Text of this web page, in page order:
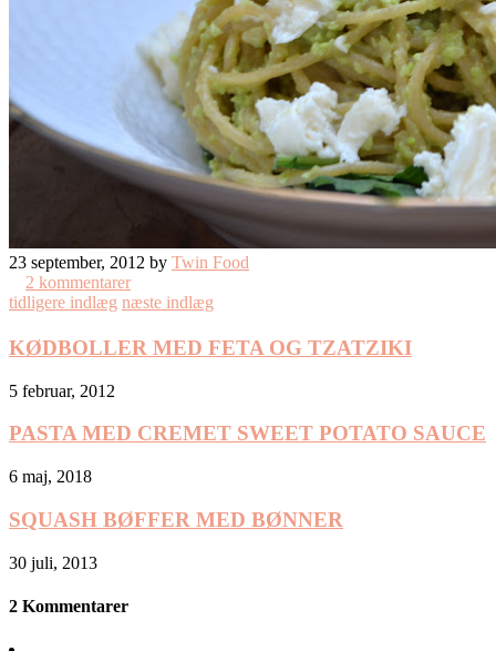
23 september, 2012 by Twin Food
2 kommentarer
tidligere indlæg næste indlæg
KØDBOLLER MED FETA OG TZATZIKI
5 februar, 2012
PASTA MED CREMET SWEET POTATO SAUCE
6 maj, 2018
SQUASH BØFFER MED BØNNER
30 juli, 2013
2 Kommentarer